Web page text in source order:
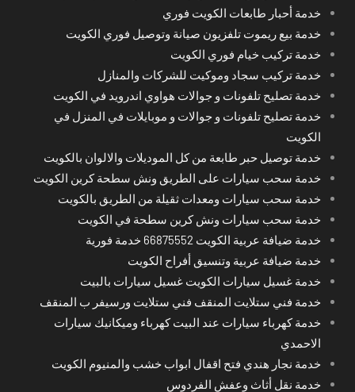
خدمة أحبار طابعات الكويت فوري
خدمة بيع ريموت تلفزيون صيانة وتوصيل فوري الكويت
خدمة تركيب خيام فوري الكويت
خدمة تركيب سجاد وموكيت للشركات والمنازل
خدمة تصليح تلفونات و جوالات هواوي اندرويد في الكويت
خدمة تصليح تلفونات و جوالات و موبايلات في المنزل في
الكويت
خدمة توصيل حبر طابعة من كل الموديلات والالوان بالكويت
خدمة سحب سيارات على الطريق ونش سطحة كرين الكويت
خدمة سحب سيارات ومعدات ثقيلة من الطريق بالكويت
خدمة سحب سيارات ونش كرين سطحة في الكويت
خدمة ضيافة عربية الكويت 66875552 خدمة فورية
خدمة ضيافة عربية وتنسيق أفراح الكويت
خدمة غسيل سيارات الكويت غسيل سيارات بالبيت
خدمة فني ستلايت المنقف فني ستلايت ورسيفر ب المنقف
خدمة كهرباء سيارات عند البيت كهرباء وميكانيك سيارات
الاحمدي
خدمة نجار هندي فتح اقفال ابواب خشب والمنيوم الكويت
خدمة نقل أثاث وعفش الفردوس